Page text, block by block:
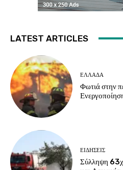
LATEST ARTICLES
ΕΛΛΑΔΑ
Φωτιά στην
ΕΙΔΗΣΕΙΣ
Σύλληψη